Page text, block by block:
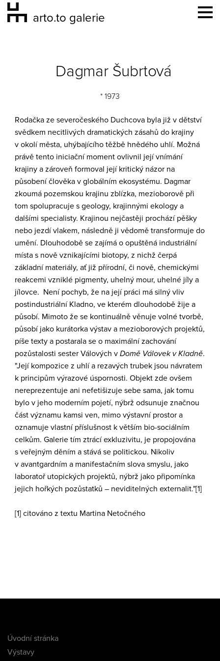
arto.to galerie
Dagmar Šubrtová
* 1973
Rodačka ze severočeského Duchcova byla již v dětství
svědkem necitlivých dramatických zásahů do krajiny
v okolí města, uhýbajícího těžbě hnědého uhlí. Možná
právě tento iniciační moment ovlivnil její vnímání
krajiny a zároveň formoval její kritický názor na
působení člověka v globálním ekosystému. Dagmar
zkoumá pozemskou krajinu zblízka, mezioborově při
tom spolupracuje s geology, krajinnými ekology a
dalšími specialisty. Krajinou nejčastěji prochází pěšky
nebo jezdí vlakem, následně ji vědomě transformuje do
umění. Dlouhodobě se zajímá o opuštěná industriální
místa s nově vznikajícími biotopy, z nichž čerpá
základní materiály, ať již přírodní, či nově, chemickými
reakcemi vzniklé pigmenty, uhelný mour, uhelné jíly a
jílovce. Není pochyb, že na její práci má silný vliv
postindustriální Kladno, ve kterém dlouhodobě žije a
působí. Mimoto že se kontinuálně věnuje volné tvorbě,
působí jako kurátorka výstav a mezioborových projektů,
píše texty a postarala se o maximální zachování
pozůstalosti sester Válových v Domě Válovek v Kladně.
"Její kompozice z uhlí a rezavých trubek jsou návratem
k principům výrazové úspornosti. Objekt zde ovšem
nereprezentuje ani nefetišizuje sebe sama, jak tomu
bylo v jeho moderním pojetí, nýbrž odsunuje značnou
část významu kamsi ven, mimo výstavní prostor a
oznamuje vlastní příslušnost k větším bio-sociálním
celkům. Galerie tím ztrácí exkluzivitu, je propojována
s veřejným děním a stává se politickou. Nikoliv
v avantgardním a manifestačním slova smyslu, jako
laboratoř utopických projektů, nýbrž jako připomínka
jejich hořkých pozůstatků – neviditelných externalit."[1]
[1] citováno z textu Martina Netočného
Úvodní stránka
Výstavy